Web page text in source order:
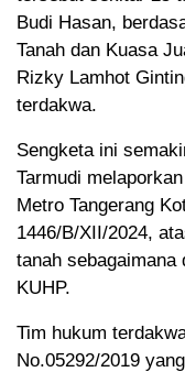
Budi Hasan,
Tanah dan Kuasa
Rizky Lamhot
terdakwa.
Sengketa ini
Tarmudi
Metro Tangerang
1446/B/XII/2024,
tanah sebagaimana
KUHP.
Tim hukum
No.05292/2019